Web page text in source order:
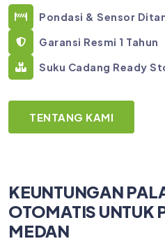
Pondasi & Sensor
Garansi Resmi 1 Tahun
Suku Cadang Ready
TENTANG KAMI
KEUNTUNGAN
OTOMATIS UNTUK
MEDAN